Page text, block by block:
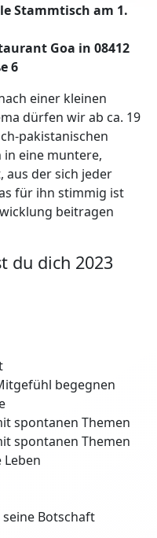
Stammtisch am 1.
Goa in 08412
6
einer kleinen
dürfen wir ab ca. 19
pakistanischen
in eine muntere,
aus der sich jeder
für ihn stimmig ist
beitragen
du dich 2023
begegnen
spontanen Themen
spontanen Themen
Botschaft